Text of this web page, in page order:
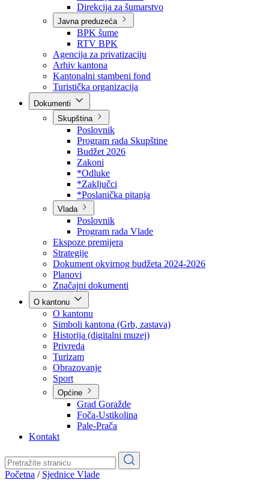
Direkcije
Direkcija za robne rezerve
Direkcija za ceste
Direkcija za šumarstvo
Javna preduzeća
BPK šume
RTV BPK
Agencija za privatizaciju
Arhiv kantona
Kantonalni stambeni fond
Turistička organizacija
Skupština
Poslovnik
Program rada Skupštine
Budžet 2026
Zakoni
*Odluke
*Zaključci
*Poslanička pitanja
Vlada
Poslovnik
Program rada Vlade
Ekspoze premijera
Strategije
Dokument okvirnog budžeta 2024-2026
Planovi
Značajni dokumenti
O kantonu
O kantonu
Simboli kantona (Grb, zastava)
Historija (digitalni muzej)
Privreda
Turizam
Obrazovanje
Općine
Pale-Prača
Kontakt